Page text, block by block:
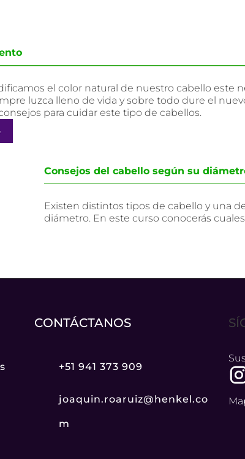
el color natural de nuestro cabello este
luzca lleno de vida y sobre todo dure el
para cuidar este tipo de cabellos.
Consejos del cabello según su
Existen distintos tipos de cabello y una
diámetro. En este curso conocerás
CONTÁCTANOS
+51 941 373 909
joaquin.roaruiz@henkel.co
m